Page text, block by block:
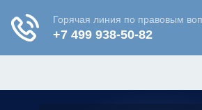
✆ 7 (800) 350-22-64